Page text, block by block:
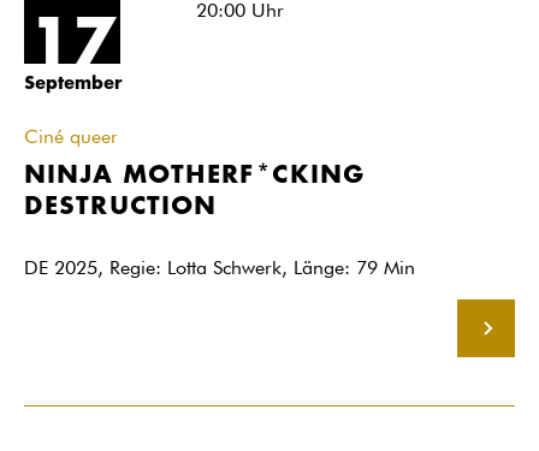
17
September
20:00Uhr
Ciné queer
NINJA MOTHERF*CKING
DESTRUCTION
DE 2025, Regie: Lotta Schwerk, Länge: 79 Min